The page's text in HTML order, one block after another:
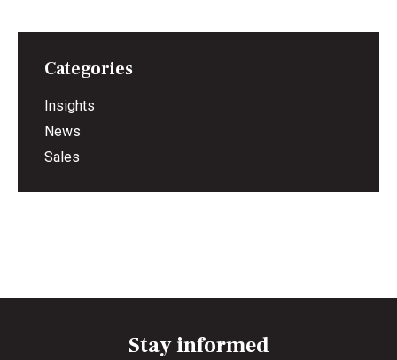
Categories
Insights
News
Sales
Stay informed